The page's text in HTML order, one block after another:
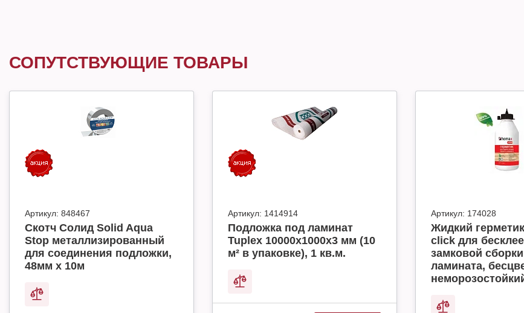
СОПУТСТВУЮЩИЕ ТОВАРЫ
Артикул: 848467
Скотч Солид Solid Aqua
Stop металлизированный
для соединения подложки,
48мм х 10м
Артикул: 1414914
Подложка под ламинат
Tuplex 10000x1000x3 мм (10
м² в упаковке), 1 кв.м.
Артикул: 174028
Жидкий
click для
замковой
ламината,